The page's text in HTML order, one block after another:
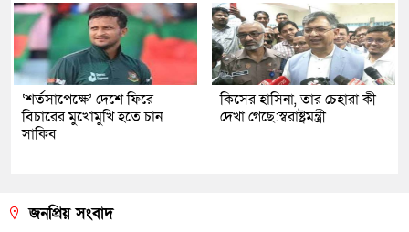
‘শর্তসাপেক্ষে’ দেশে ফিরে
বিচারের মুখোমুখি হতে চান
সাকিব
কিসের হাসিনা, তার চেহারা কী
দেখা গেছে:স্বরাষ্ট্রমন্ত্রী
জনপ্রিয় সংবাদ